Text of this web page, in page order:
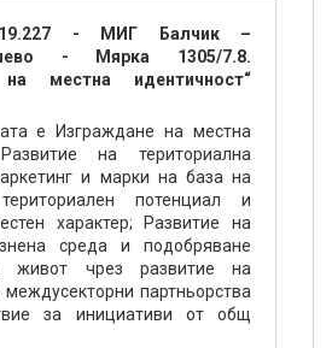
19.227 - МИГ Балчик –
- Мярка 1305/7.8.
на местна идентичност“
е Изграждане на местна
на териториална
и марки на база на
потенциал и
характер; Развитие на
среда и подобряване
живот чрез развитие на
партньорства
за инициативи от общ